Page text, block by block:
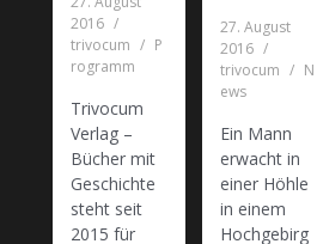
2016
trivocum
P
rogramm
Trivocum
Verlag –
Bücher mit
Geschichte
steht seit
2015 für
27. August
2016
trivocum
N
ews
Ein Mann
erwacht in
einer Höhle
in einem
Hochgebirg